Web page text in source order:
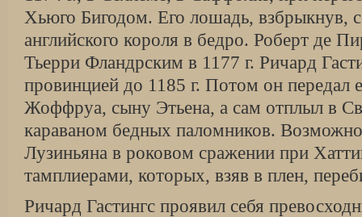
Хьюго Бигодом. Его лошадь, взбрыкнув,
английского короля в бедро. Роберт де
Тьерри Фландрским в 1177 г. Ричард
провинцией до 1185 г. Потом он передал
Жоффруа, сыну Этьена, а сам отплыл в
караваном бедных паломников.
Лузиньяна в роковом сражении при
тамплиерами, которых, взяв в плен,
Ричард Гастингс проявил себя